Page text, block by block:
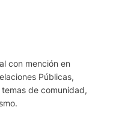
con mención en
Públicas,
de comunidad,